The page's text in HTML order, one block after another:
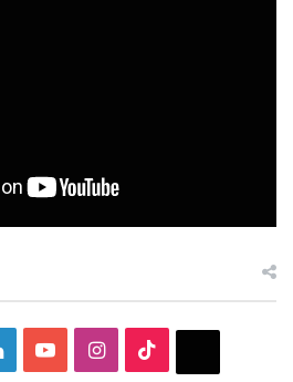
LinkedInYouTubeInstagram